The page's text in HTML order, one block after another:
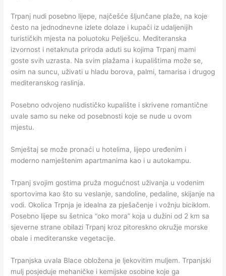
Trpanj nudi posebno lijepe, najčešće šljunčane plaže, na koje
često na jednodnevne izlete dolaze i kupači iz udaljenijih
turističkih mjesta na poluotoku Pelješcu. Mediteranska
izvornost i netaknuta priroda aduti su kojima Trpanj mami
goste svih uzrasta. Na svim plažama i kupalištima može se,
osim na suncu, uživati u hladu borova, palmi, tamarisa i drugog
mediteranskog raslinja.
Posebno odvojeno nudističko kupalište i skrivene romantične
uvale samo su neke od posebnosti koje se nude u ovom
mjestu.
Smještaj se može pronaći u hotelima, lijepo uređenim i
moderno namještenim apartmanima kao i u autokampu.
Trpanj svojim gostima pruža mogućnost uživanja u vodenim
sportovima kao što su veslanje, sandoline, pedaline, skijanje na
vodi. Okolica Trpnja je idealna za pješačenje i vožnju biciklom.
Posebno lijepe su šetnica “oko mora” koja u dužini od 2 km sa
sjeverne strane obilazi Trpanj kroz pitoreskno okružje morske
obale i mediteranske vegetacije.
Trpanjska uvala Blace obložena je ljekovitim muljem. Trpanjski
mulj posjeduje mehaničke i kemijske osobine koje ga